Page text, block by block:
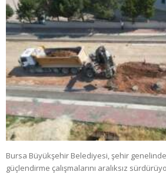
Bursa Büyükşehir Belediyesi, şehir genelinde
güçlendirme çalışmalarını aralıksız